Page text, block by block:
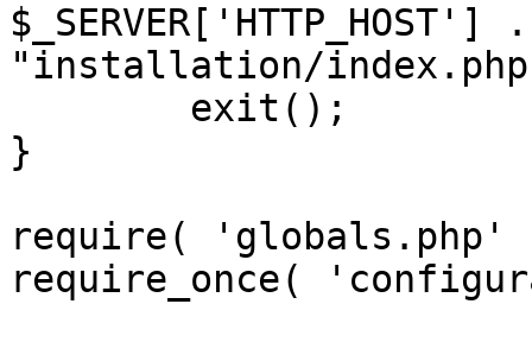
"installation/
}
require(
require_once(